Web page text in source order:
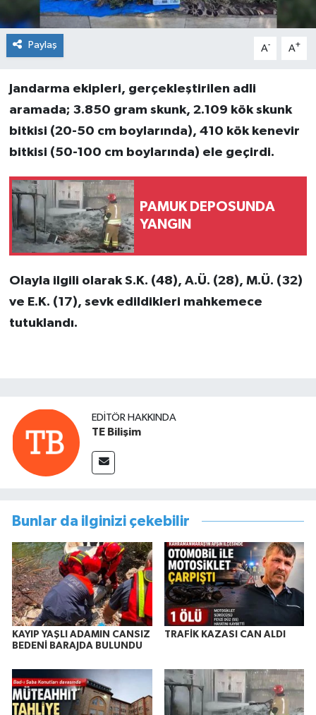
Paylaş A- A+
Jandarma ekipleri, gerçekleştirilen adli
aramada; 3.850 gram skunk, 2.109 kök skunk
bitkisi (20-50 cm boylarında), 410 kök kenevir
bitkisi (50-100 cm boylarında) ele geçirdi.
PAMUK DEPOSUNDA
YANGIN
Olayla ilgili olarak S.K. (48), A.Ü. (28), M.Ü. (32)
ve E.K. (17), sevk edildikleri mahkemece
tutuklandı.
EDITÖR HAKKINDA
TE Bilişim
Bunlar da ilginizi çekebilir
KAYIP YAŞLI ADAMIN CANSIZ
BEDENİ BARAJDA BULUNDU
TRAFİK KAZASI CAN ALDI